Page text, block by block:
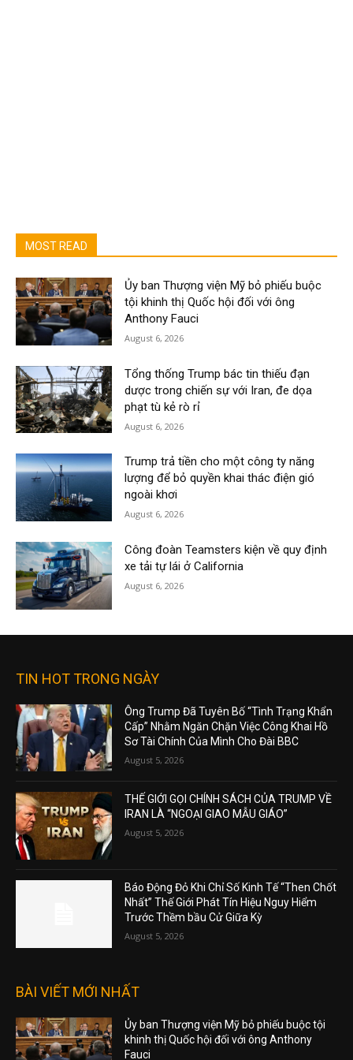
MOST READ
Ủy ban Thượng viện Mỹ bỏ phiếu buộc
tội khinh thị Quốc hội đối với ông
Anthony Fauci
August 6, 2026
Tổng thống Trump bác tin thiếu đạn
dược trong chiến sự với Iran, đe dọa
phạt tù kẻ rò rỉ
August 6, 2026
Trump trả tiền cho một công ty năng
lượng để bỏ quyền khai thác điện gió
ngoài khơi
August 6, 2026
Công đoàn Teamsters kiện về quy định
xe tải tự lái ở California
August 6, 2026
TIN HOT TRONG NGÀY
Ông Trump Đã Tuyên Bố “Tình Trạng Khẩn
Cấp” Nhằm Ngăn Chặn Việc Công Khai Hồ
Sơ Tài Chính Của Mình Cho Đài BBC
August 5, 2026
THẾ GIỚI GỌI CHÍNH SÁCH CỦA TRUMP VỀ
IRAN LÀ “NGOẠI GIAO MẪU GIÁO”
August 5, 2026
Báo Động Đỏ Khi Chỉ Số Kinh Tế “Then Chốt
Nhất” Thế Giới Phát Tín Hiệu Nguy Hiểm
Trước Thềm bầu Cử Giữa Kỳ
August 5, 2026
BÀI VIẾT MỚI NHẤT
Ủy ban Thượng viện Mỹ bỏ phiếu buộc tội
khinh thị Quốc hội đối với ông Anthony
Fauci